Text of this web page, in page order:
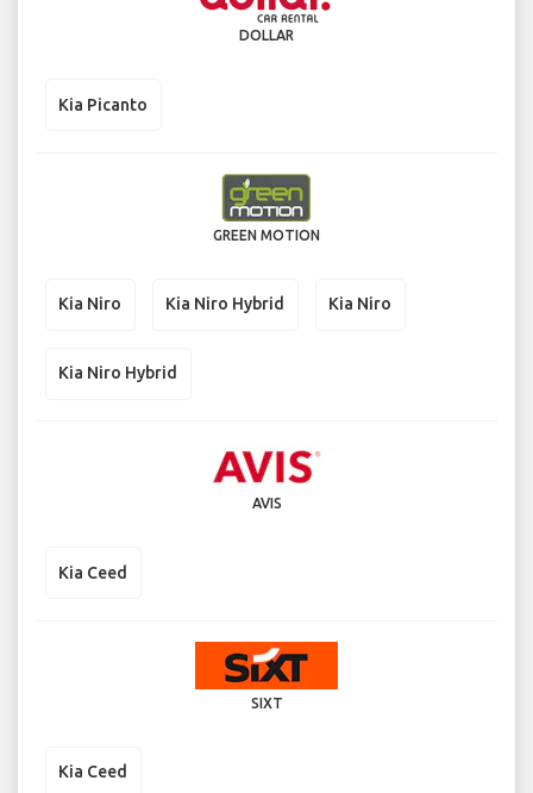
DOLLAR
Kia Picanto
GREEN MOTION
Kia Niro Kia Niro Hybrid Kia Niro
Kia Niro Hybrid
AVIS
Kia Ceed
SIXT
Kia Ceed